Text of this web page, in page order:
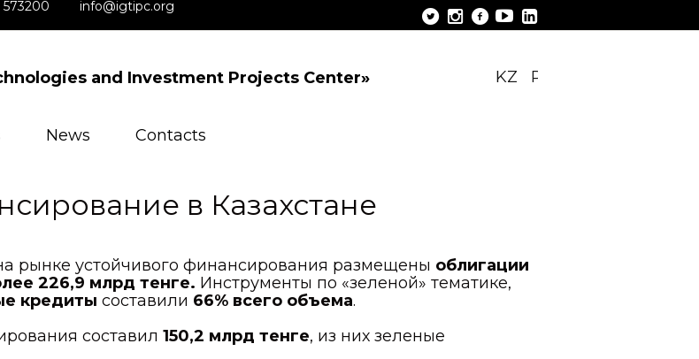
573200
info@igtipc.org
and Investment Projects Center» KZ RU
News Contacts
в Казахстане
рынке устойчивого финансирования размещены облигации
226,9 млрд тенге. Инструменты по «зеленой» тематике,
кредиты составили 66% всего объема.
составил 150,2 млрд тенге, из них зеленые